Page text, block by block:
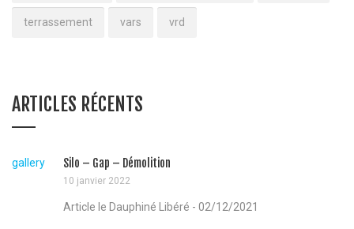
terrassement vars vrd
ARTICLES RÉCENTS
gallery Silo – Gap – Démolition
10 janvier 2022
Article le Dauphiné Libéré - 02/12/2021